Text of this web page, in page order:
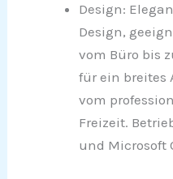
Design:
Design,
vom Büro bis
für ein breites
vom
Freizeit.
und Microsoft